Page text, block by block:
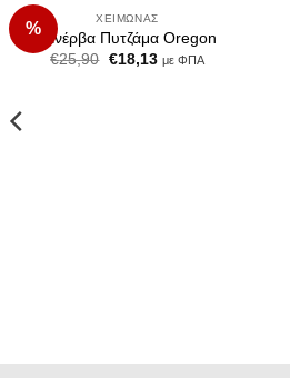
%
Wishlist
ΧΕΙΜΏΝΑΣ
Μινέρβα Πυτζάμα Oregon
€25,90 Original
price
€18,13Η
τρέχουσα
με ΦΠΑ